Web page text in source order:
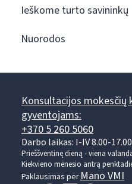
Ieškome turto savininkų
Nuorodos
Konsultacijos mokesčių
gyventojams:
+370 5 260 5060
Darbo laikas: I-IV 8.00-
Prieššventinę dieną - viena
Kiekvieno mėnesio antrą
Paklausimas per Mano VMI